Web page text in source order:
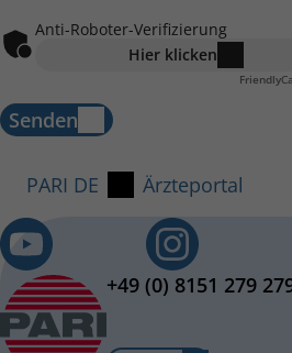
Anti-Roboter-Verifizierung
Hier klicken
Friendly
Senden
PARI DE Ärzteportal
+49 (0) 8151 279